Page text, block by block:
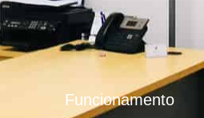
Funcionamento